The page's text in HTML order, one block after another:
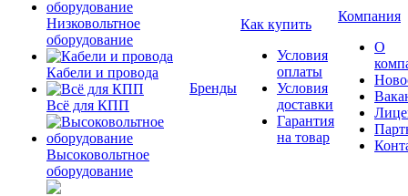
Низковольтное
оборудование
Кабели и провода
Всё для КПП
Высоковольтное
оборудование
Бренды
Как купить
Условия
оплаты
Условия
доставки
Гарантия
на товар
Компания
О